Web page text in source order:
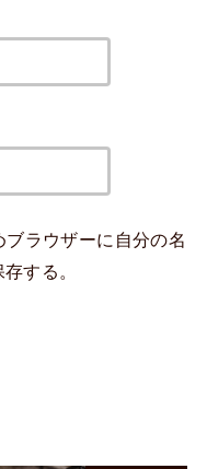
ラウザーに自分の名
する。